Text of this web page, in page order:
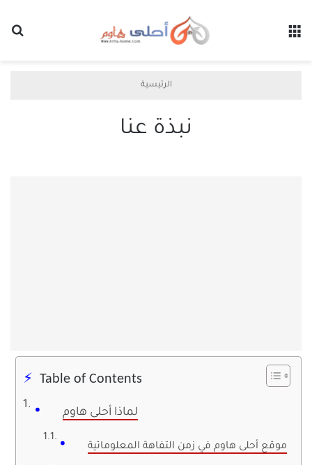
الرئيسية
نبذة عنا
Table of Contents
لماذا أحلى هاوم
موقع أحلى هاوم في زمن التفاهة المعلوماتية